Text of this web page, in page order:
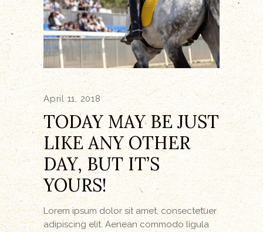
April 11, 2018
TODAY MAY BE JUST
LIKE ANY OTHER
DAY, BUT IT’S
YOURS!
Lorem ipsum dolor sit amet, consectetuer
adipiscing elit. Aenean commodo ligula